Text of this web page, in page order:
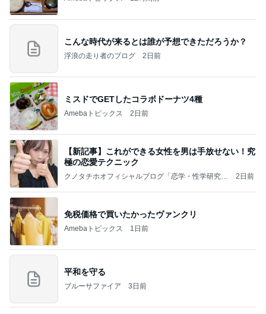
こんな時代が来るとは誰が予想できただろうか？
浮浪の走り者のブログ 2日前
ミスドでGETしたコラボドーナツ4種
Amebaトピックス 2日前
【新記事】これができる女性を男は手放せない！究
極の恋愛テクニック
クノタチホオフィシャルブログ「恋学・性学研究
2日前
免税価格で買いたかったヴァンクリ
Amebaトピックス 1日前
平和を守る
ブルーサファイア 3日前